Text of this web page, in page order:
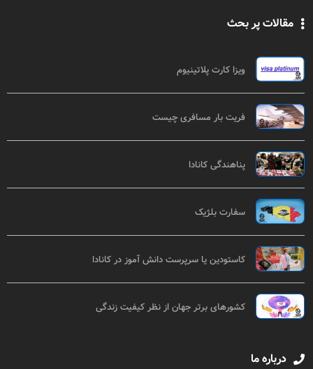
مقالات پر بحث
ویزا کارت پلاتینیوم
فریت بار مسافری چیست
پناهندگی کانادا
سفارت بلژیک
کاستودین یا سرپرست دانش آموز در کانادا
کشورهای برتر جهان از نظر کیفیت زندگی
درباره ما